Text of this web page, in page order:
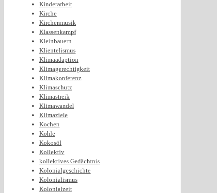
Kinderarbeit
Kirche
Kirchenmusik
Klassenkampf
Kleinbauern
Klientelismus
Klimaadaption
Klimagerechtigkeit
Klimakonferenz
Klimaschutz
Klimastreik
Klimawandel
Klimaziele
Kochen
Kohle
Kokosöl
Kollektiv
kollektives Gedächtnis
Kolonialgeschichte
Kolonialismus
Kolonialzeit